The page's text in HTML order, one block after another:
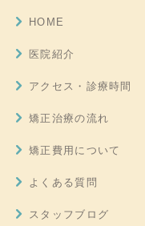
HOME
医院紹介
アクセス・診療時間
矯正治療の流れ
矯正費用について
よくある質問
スタッフブログ